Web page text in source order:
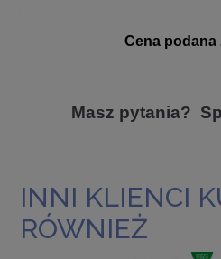
Cena podana
Masz pytania?
INNI KLIENCI
RÓWNIEŻ